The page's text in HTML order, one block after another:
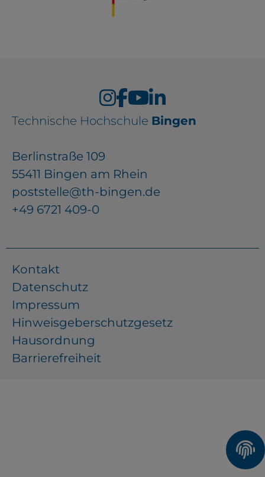
Technische Hochschule Bingen
Berlinstraße 109
55411 Bingen am Rhein
poststelle@th-bingen.de
+49 6721 409-0
Kontakt
Datenschutz
Impressum
Hinweisgeberschutzgesetz
Hausordnung
Barrierefreiheit